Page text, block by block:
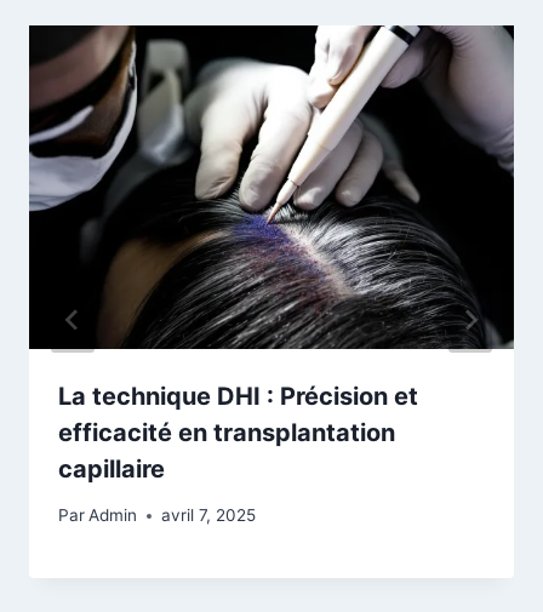
La technique DHI : Précision et
efficacité en transplantation
capillaire
ParAdmin avril 7, 2025